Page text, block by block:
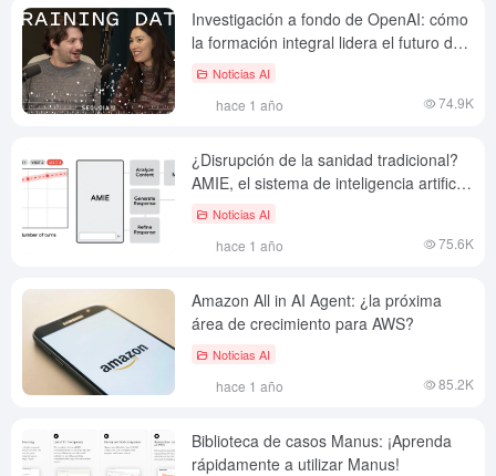
Investigación a fondo de OpenAI: cómo
la formación integral lidera el futuro de
los agentes de IA
Noticias AI
hace 1 año 74.9K
¿Disrupción de la sanidad tradicional?
AMIE, el sistema de inteligencia artificial
de Google, permite una gestión
Noticias AI
hace 1 año 75.6K
Amazon All in AI Agent: ¿la próxima
área de crecimiento para AWS?
Noticias AI
hace 1 año 85.2K
Biblioteca de casos Manus: ¡Aprenda
rápidamente a utilizar Manus!